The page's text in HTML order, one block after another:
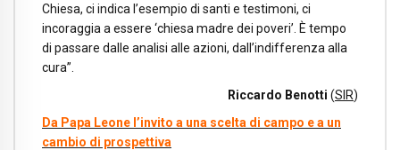
Chiesa, ci indica l’esempio di santi e testimoni, ci
incoraggia a essere ‘chiesa madre dei poveri’. È tempo
di passare dalle analisi alle azioni, dall’indifferenza alla
cura”.
Riccardo Benotti (SIR)
Da Papa Leone l’invito a una scelta di campo e a un
cambio di prospettiva